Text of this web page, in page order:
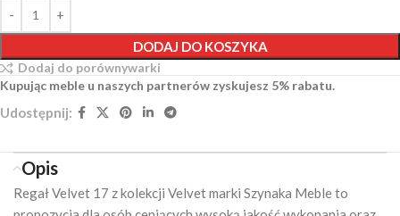
DODAJ DO KOSZYKA
Dodaj do porównywarki
Kupując meble u naszych partnerów zyskujesz 5% rabatu.
Udostępnij:
Opis
Regał Velvet 17 z kolekcji Velvet marki Szynaka Mebleto